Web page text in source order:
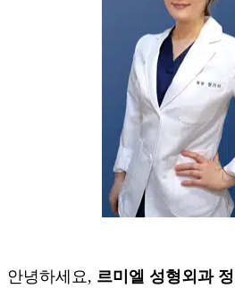
안녕하세요, 르미엘 성형외과